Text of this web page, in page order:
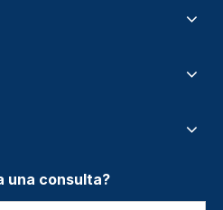
una consulta?